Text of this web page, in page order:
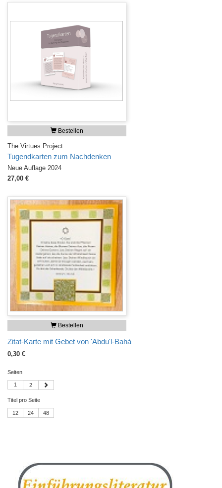
Bestellen
The Virtues Project
Tugendkarten zum Nachdenken
Neue Auflage 2024
27,00 €
Bestellen
Zitat-Karte mit Gebet von 'Abdu'l-Bahá
0,30 €
Seiten
1 2
Titel pro Seite
12 24 48